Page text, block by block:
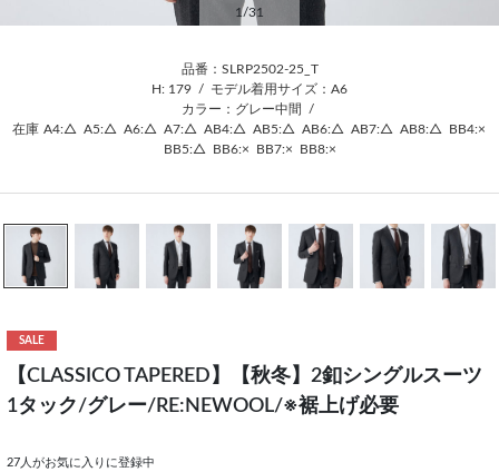
1/31
品番：SLRP2502-25_T
H: 179 / モデル着用サイズ：A6
カラー：グレー中間
/
在庫 A4:△ A5:△ A6:△ A7:△ AB4:△ AB5:△ AB6:△ AB7:△ AB8:△
BB4:×
BB5:△
BB6:× BB7:× BB8:×
SALE
【CLASSICO TAPERED】【秋冬】2釦シングルスーツ
1タック/グレー/RE:NEWOOL/※裾上げ必要
27 人がお気に入りに登録中